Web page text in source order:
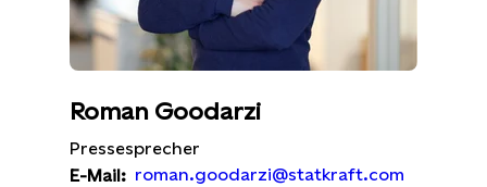
Roman Goodarzi
Pressesprecher
E-Mail: roman.goodarzi@statkraft.com